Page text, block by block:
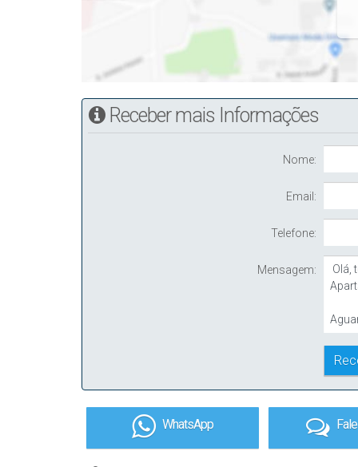
Receber mais Informações
Nome:
Email:
Telefone:
Mensagem:
WhatsApp